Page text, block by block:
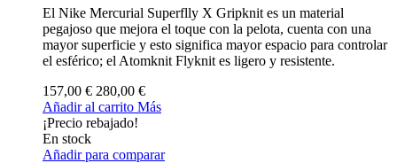
El Nike Mercurial Superflly X Gripknit es un material
pegajoso que mejora el toque con la pelota, cuenta con una
mayor superficie y esto significa mayor espacio para controlar
el esférico; el Atomknit Flyknit es ligero y resistente.
157,00 € 280,00 €
Añadir al carrito Más
¡Precio rebajado!
En stock
Añadir para comparar